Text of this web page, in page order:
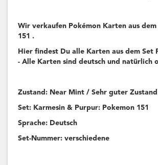
Wir verkaufen Pokémon Karten aus
151 .
Hier findest Du alle Karten aus dem Set
- Alle Karten sind deutsch und natürlich
Zustand: Near Mint / Sehr guter Zustand
Set: Karmesin & Purpur: Pokemon 151
Sprache: Deutsch
Set-Nummer: verschiedene